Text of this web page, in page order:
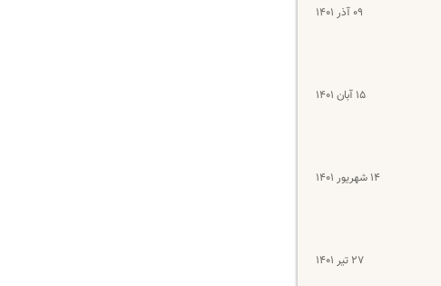
۰۹ آذر ۱۴۰۱
۱۵ آبان ۱۴۰۱
۱۴ شهریور ۱۴۰۱
۲۷ تیر ۱۴۰۱